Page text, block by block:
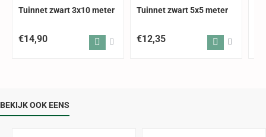
Tuinnet zwart 3x10 meter
€14,90
Tuinnet zwart 5x5 meter
€12,35
BEKIJK OOK EENS